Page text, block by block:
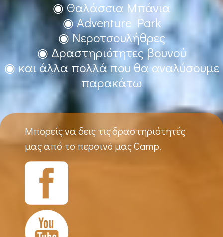
◉ Θαλάσσια Μπάνια
◉ Adventure Park
◉ Νεροτσουλήθρες
◉ Δραστηριότητες βουνού
◉ και άλλα πολλά που θα αναλύσουμε
παρακάτω
Μπορείς να δεις τις δραστηριότητές
μας από το περσινό μας Camp.